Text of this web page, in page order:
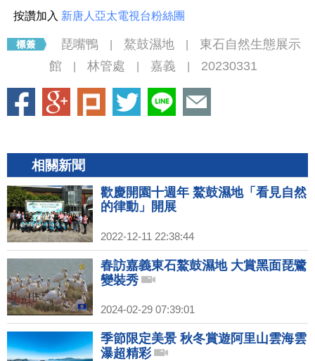
按讚加入 新唐人亞太電視台粉絲團
琵嘴鴨 鰲鼓濕地
東石自然生態展示
館
林管處 嘉義 20230331
相關新聞
歡慶開園十週年 鰲鼓濕地「看見自然
的律動」開展
2022-12-11 22:38:44
春訪嘉義東石鰲鼓濕地 大賞黑面琵鷺
變裝秀
2024-02-29 07:39:01
季節限定美景 秋冬賞遊阿里山雲海雲
瀑超精彩